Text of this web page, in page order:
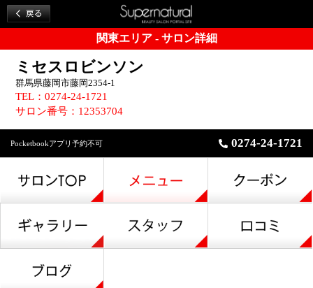
関東エリア - サロン詳細
ミセスロビンソン
群馬県藤岡市藤岡2354-1
TEL：0274-24-1721
サロン番号：12353704
Pocketbookアプリ予約不可 0274-24-1721